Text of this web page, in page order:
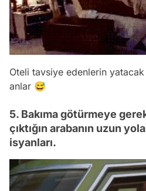
Oteli tavsiye edenlerin yatacak
anlar 😅
5. Bakıma götürmeye
çıktığın arabanın uzun
isyanları.